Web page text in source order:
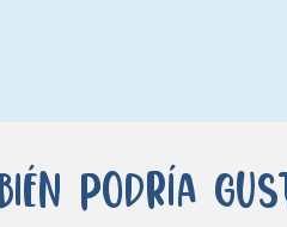
podría